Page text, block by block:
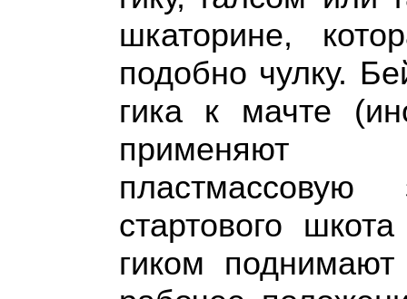
шкаторине,
подобно чулку.
гика к мачте
применяют
стартового
гиком